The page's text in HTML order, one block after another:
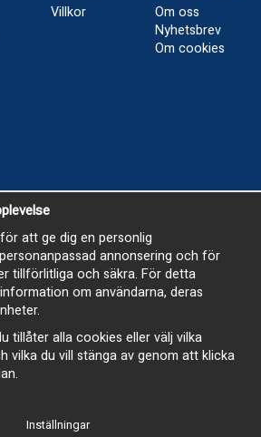
Villkor
Om oss
Nyhetsbrev
Om cookies
stängt
och paket skickas hela
att ge dig en personlig
annonsering och för
tillförlitliga och säkra. För detta
om användarna, deras
tillåter alla cookies eller välj vilka
vilka du vill stänga av genom att klicka
Inställningar